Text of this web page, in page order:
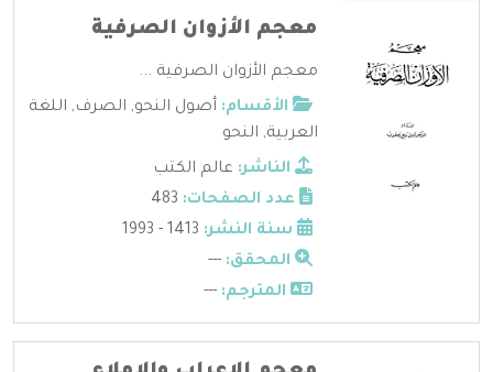
معجم الأزوان الصرفية
معجم الأزوان الصرفية ...
الأقسام: أصول النحو, الصرف, اللغة
العربية, النحو
الناشر: عالم الكتب
عدد الصفحات:
سنة النشر:
المحقق: ---
المترجم: ---